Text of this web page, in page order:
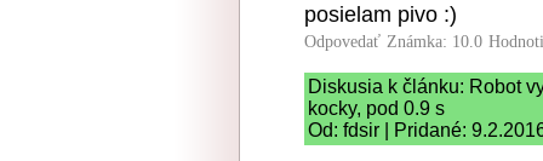
posielam pivo :)
Odpovedať Známka: 10.0
Diskusia k článku: Robot
kocky, pod 0.9 s
Od: fdsir | Pridané: